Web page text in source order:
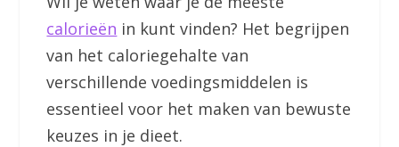
calorieën in kunt vinden? Het begrijpen
van het caloriegehalte van
verschillende voedingsmiddelen is
essentieel voor het maken van bewuste
keuzes in je dieet.